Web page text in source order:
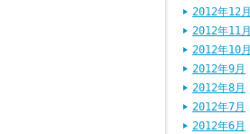
2012年12月
2012年11月
2012年10月
2012年9月
2012年8月
2012年7月
2012年6月